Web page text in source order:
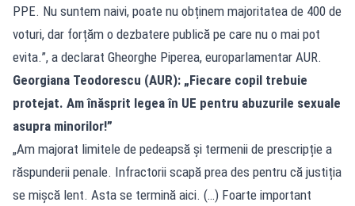
PPE. Nu suntem naivi, poate nu obținem majoritatea de 400 de
voturi, dar forțăm o dezbatere publică pe care nu o mai pot
evita.”, a declarat Gheorghe Piperea, europarlamentar AUR.
Georgiana Teodorescu (AUR): „Fiecare copil trebuie
protejat. Am înăsprit legea în UE pentru abuzurile sexuale
asupra minorilor!”
„Am majorat limitele de pedeapsă și termenii de prescripție a
răspunderii penale. Infractorii scapă prea des pentru că justiția
se mișcă lent. Asta se termină aici. (…) Foarte important